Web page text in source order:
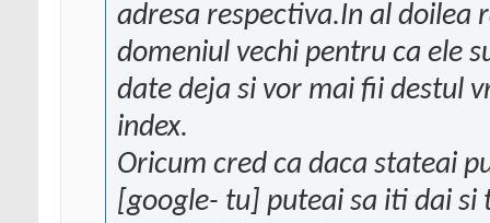
adresa respectiva.In al doilea
domeniul vechi pentru ca ele
date deja si vor mai fii destul
index.
Oricum cred ca daca stateai
[google- tu] puteai sa iti dai si